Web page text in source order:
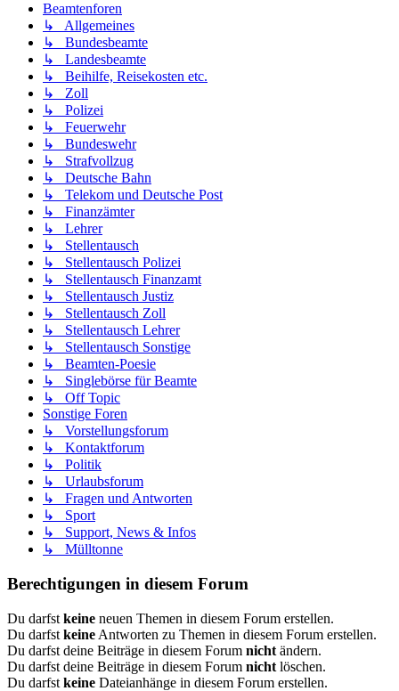
Beamtenforen
↳ Allgemeines
↳ Bundesbeamte
↳ Landesbeamte
↳ Beihilfe, Reisekosten etc.
↳ Zoll
↳ Polizei
↳ Feuerwehr
↳ Bundeswehr
↳ Strafvollzug
↳ Deutsche Bahn
↳ Telekom und Deutsche Post
↳ Finanzämter
↳ Lehrer
↳ Stellentausch
↳ Stellentausch Polizei
↳ Stellentausch Finanzamt
↳ Stellentausch Justiz
↳ Stellentausch Zoll
↳ Stellentausch Lehrer
↳ Stellentausch Sonstige
↳ Beamten-Poesie
↳ Singlebörse für Beamte
↳ Off Topic
Sonstige Foren
↳ Vorstellungsforum
↳ Kontaktforum
↳ Politik
↳ Urlaubsforum
↳ Fragen und Antworten
↳ Sport
↳ Support, News & Infos
↳ Mülltonne
Berechtigungen in diesem Forum
Du darfst keine neuen Themen in diesem Forum erstellen.
Du darfst keine Antworten zu Themen in diesem Forum erstellen.
Du darfst deine Beiträge in diesem Forum nicht ändern.
Du darfst deine Beiträge in diesem Forum nicht löschen.
Du darfst keine Dateianhänge in diesem Forum erstellen.